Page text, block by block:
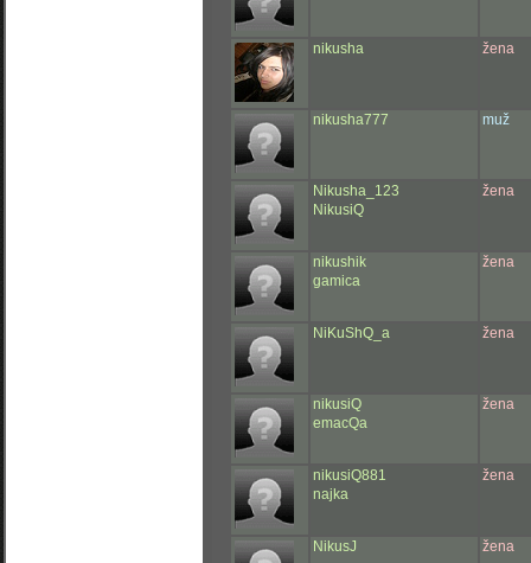
nikusha žena
nikusha777 muž
Nikusha_123
NikusiQ
žena
nikushik
gamica
žena
NiKuShQ_a žena
nikusiQ
emacQa
žena
nikusiQ881
najka
žena
NikusJ žena